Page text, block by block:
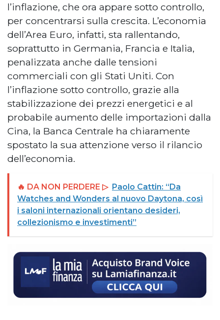
l’inflazione, che ora appare sotto controllo,
per concentrarsi sulla crescita. L’economia
dell’Area Euro, infatti, sta rallentando,
soprattutto in Germania, Francia e Italia,
penalizzata anche dalle tensioni
commerciali con gli Stati Uniti. Con
l’inflazione sotto controllo, grazie alla
stabilizzazione dei prezzi energetici e al
probabile aumento delle importazioni dalla
Cina, la Banca Centrale ha chiaramente
spostato la sua attenzione verso il rilancio
dell’economia.
🔥 DA NON PERDERE ▷ Paolo Cattin: “Da
Watches and Wonders al nuovo Daytona, così
i saloni internazionali orientano desideri,
collezionismo e investimenti”